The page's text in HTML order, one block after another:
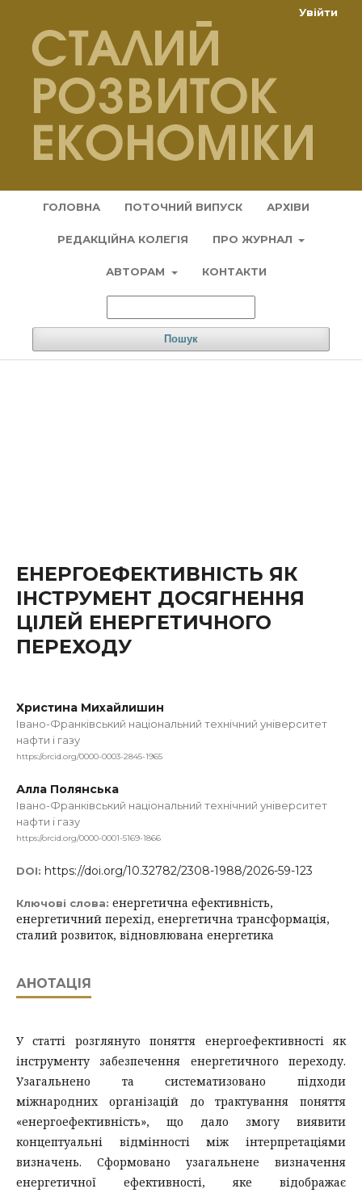
ГОЛОВНА ПОТОЧНИЙ ВИПУСК АРХІВИ
РЕДАКЦІЙНА КОЛЕГІЯ ПРО ЖУРНАЛ
АВТОРАМ КОНТАКТИ
Пошук
Увійти
ЕНЕРГОЕФЕКТИВНІСТЬ ЯК
ІНСТРУМЕНТ ДОСЯГНЕННЯ
ЦІЛЕЙ ЕНЕРГЕТИЧНОГО
ПЕРЕХОДУ
Христина Михайлишин
Івано-Франківський національний технічний університет
нафти і газу
https://orcid.org/0000-0003-2845-1965
Алла Полянська
Івано-Франківський національний технічний університет
нафти і газу
https://orcid.org/0000-0001-5169-1866
DOI: https://doi.org/10.32782/2308-1988/2026-59-123
Ключові слова: енергетична ефективність,
енергетичний перехід, енергетична трансформація,
сталий розвиток, відновлювана енергетика
АНОТАЦІЯ
У статті розглянуто поняття енергоефективності як
інструменту забезпечення енергетичного переходу.
Узагальнено та систематизовано підходи
міжнародних організацій до трактування поняття
«енергоефективність», що дало змогу виявити
концептуальні відмінності між інтерпретаціями
визначень. Сформовано узагальнене визначення
енергетичної ефективності, яке відображає